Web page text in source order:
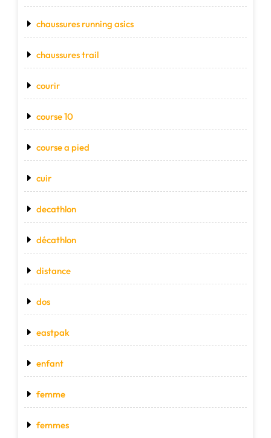
chaussures running asics
chaussures trail
courir
course 10
course a pied
cuir
decathlon
décathlon
distance
dos
eastpak
enfant
femme
femmes